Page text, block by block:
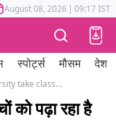
Tak Astrotak
August 08, 2026 | 09:17 IST
स्पोर्ट्स मौसम देश
professor at mexico university take class in spider man costume
को पढ़ा रहा है